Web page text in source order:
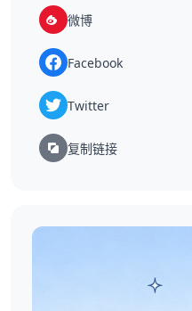
微博
Facebook
Twitter
复制链接